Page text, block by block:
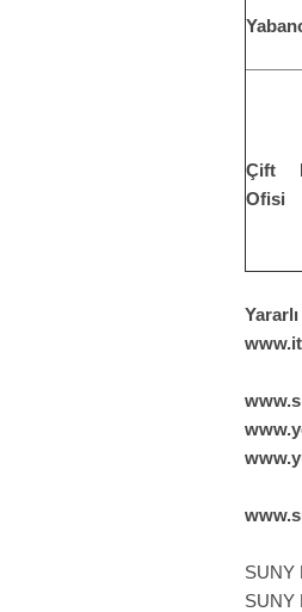
Çift
Ofisi
SUNY
SUNY